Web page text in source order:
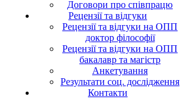
Договори про співпрацю
Рецензії та відгуки
Рецензії та відгуки на ОПП
доктор філософії
Рецензії та відгуки на ОПП
бакалавр та магістр
Анкетування
Результати соц. дослідження
Контакти